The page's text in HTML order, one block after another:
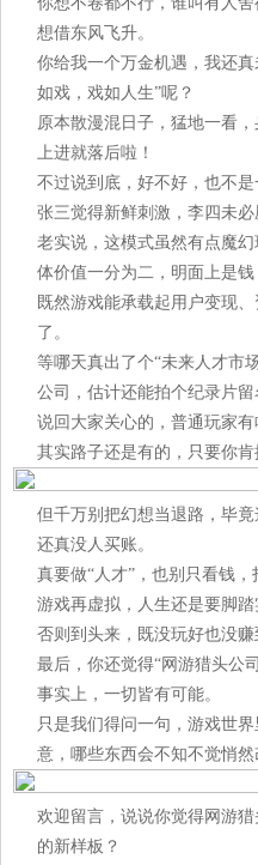
想借东风飞升。
你给我一个万金机遇，我还
如戏，戏如人生”呢？
原本散漫混日子，猛地一看
上进就落后啦！
不过说到底，好不好，也不是
张三觉得新鲜刺激，李四未必
老实说，这模式虽然有点魔
体价值一分为二，明面上是钱
既然游戏能承载起用户变现
了。
等哪天真出了个“未来人才市
公司，估计还能拍个纪录片留
说回大家关心的，普通玩家有
其实路子还是有的，只要你肯
但千万别把幻想当退路，毕
还真没人买账。
真要做“人才”，也别只看钱，
游戏再虚拟，人生还是要脚踏
否则到头来，既没玩好也没赚
最后，你还觉得“网游猎头公
事实上，一切皆有可能。
只是我们得问一句，游戏世
意，哪些东西会不知不觉悄
欢迎留言，说说你觉得网游
的新样板？